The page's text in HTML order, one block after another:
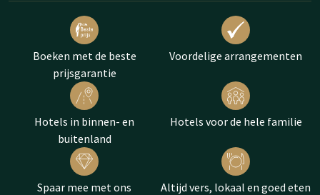
Boeken met de beste
prijsgarantie
Voordelige arrangementen
Hotels in binnen- en
buitenland
Hotels voor de hele familie
Spaar mee met ons
Altijd vers, lokaal en goed eten